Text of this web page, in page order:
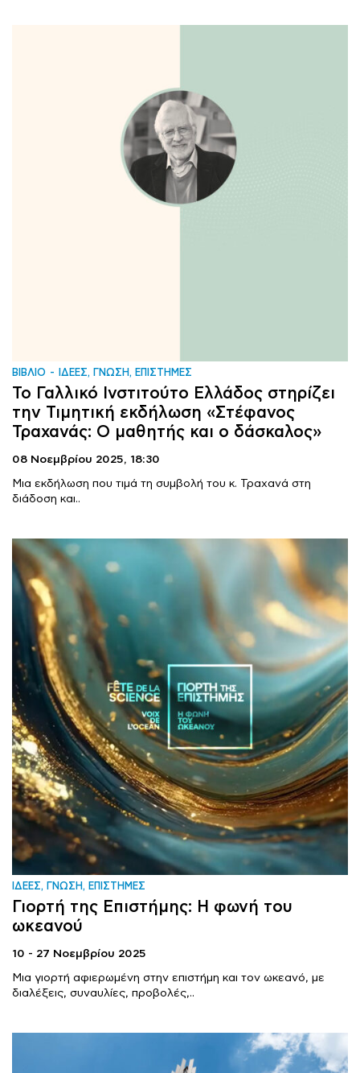
ΒΙΒΛΙΟ ΙΔΕΕΣ, ΓΝΩΣΗ, ΕΠΙΣΤΗΜΕΣ
Το Γαλλικό Ινστιτούτο Ελλάδος στηρίζει
την Τιμητική εκδήλωση «Στέφανος
Τραχανάς: Ο μαθητής και ο δάσκαλος»
08 Νοεμβρίου 2025, 18:30
Μια εκδήλωση που τιμά τη συμβολή του κ. Τραχανά στη
διάδοση και..
ΙΔΕΕΣ, ΓΝΩΣΗ, ΕΠΙΣΤΗΜΕΣ
Γιορτή της Eπιστήμης: Η φωνή του
ωκεανού
10 - 27 Νοεμβρίου 2025
Μια γιορτή αφιερωμένη στην επιστήμη και τον ωκεανό, με
διαλέξεις, συναυλίες, προβολές,..